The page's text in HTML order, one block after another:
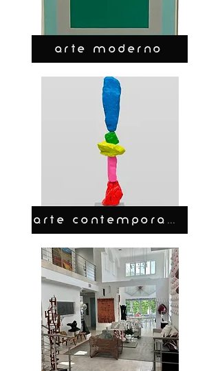
ARTE MODERNO
ARTE CONTEMPORANEO